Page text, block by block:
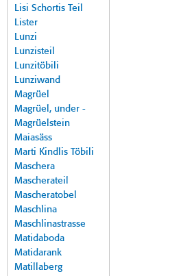
Lisi Schortis Teil
Lister
Lunzi
Lunzisteil
Lunzitöbili
Lunziwand
Magrüel
Magrüel, under -
Magrüelstein
Maiasäss
Marti Kindlis Töbili
Maschera
Mascherateil
Mascheratobel
Maschlina
Maschlinastrasse
Matidaboda
Matidarank
Matillaberg